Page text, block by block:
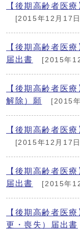
【後期高齢者医
[2015年12月17
【後期高齢者医
届出書
[2015年
【後期高齢者医
解除）願
[2015
【後期高齢者医
[2015年12月17
【後期高齢者医
届出書
[2015年
【後期高齢者医
更・喪失）届出書